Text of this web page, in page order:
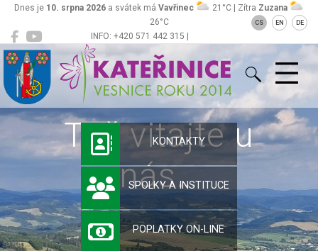
INFO: +420 571 442 315 |
ou@obeckaterinice.cz
Dnes je 10. srpna 2026 a svátek má Vavřinec 21°C | Zítra Zuzana
26°C
CS EN DE
Kateřinice
Tož vitajte u
nás…
KONTAKTY
SPOLKY A INSTITUCE
POPLATKY ON-LINE